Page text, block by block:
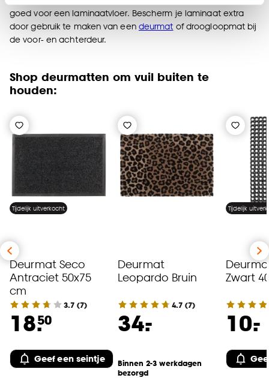
Klik op ‘Ja, alles toestaan’ om gebruik te maken
van alle cookies, of klik op ‘weigeren’ om alleen de
noodzakelijke cookies te accepteren. Je kunt er ook
accepteren door op ‘Cookies aanpassen’ te
klikken.
Goed om te weten is dat je deze keuze altijd nog
kan aanpassen, bekijk hiervoor onze
cookieverklaring.
goed voor een laminaatvloer. Bescherm je laminaat extra
door gebruik te maken van een deurmat of droogloopmat bij
de voor- en achterdeur.
Shop deurmatten om vuil buiten te
houden:
Tijdelijk uitverkocht
Deurmat Seco
Antraciet 50x75
cm
3.7 (7)
18.50
Geef een seintje
Deurmat
Leopardo Bruin
4.7 (7)
34.
-
Binnen 2-3 werkdagen
bezorgd
Tijdelijk
Zwart
10.
-